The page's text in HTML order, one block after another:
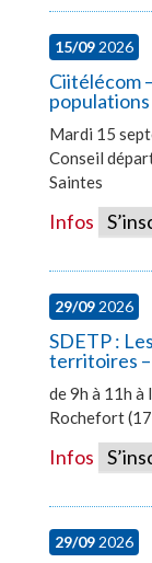
15/092026
Ciitélécom
populations
Mardi 15
Conseil
Saintes
Infos
29/092026
SDETP :
territoires –
de 9h à 11h à
Rochefort
Infos
29/092026